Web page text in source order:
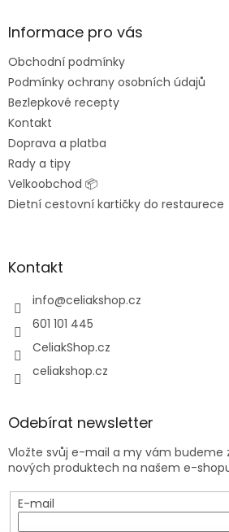
aInformace pro vás
Obchodní podmínky
Podmínky ochrany osobních údajů
Bezlepkové recepty
Kontakt
Doprava a platba
Rady a tipy
Velkoobchod 📦
Dietní cestovní kartičky do restaurece
Kontakt
info@celiakshop.cz
601 101 445
CeliakShop.cz
celiakshop.cz
Odebírat newsletter
Vložte svůj e-mail a my vám budeme
nových produktech na našem e-
E-mail